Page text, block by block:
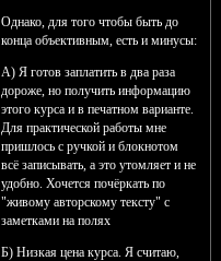
Однако, для того чтобы быть до
конца объективным, есть и минусы:
А) Я готов заплатить в два раза
дороже, но получить информацию
этого курса и в печатном варианте.
Для практической работы мне
пришлось с ручкой и блокнотом
всё записывать, а это утомляет и не
удобно. Хочется почёркать по
"живому авторскому тексту" с
заметками на полях
Б) Низкая цена курса. Я считаю,